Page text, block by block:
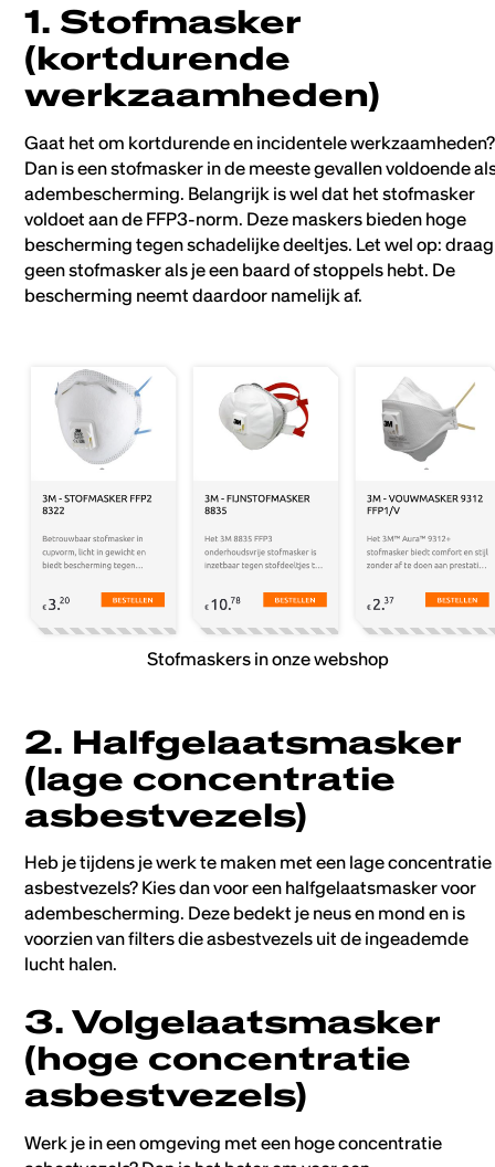
1. Stofmasker
(kortdurende
werkzaamheden)
Gaat het om kortdurende en incidentele werkzaamheden?
Dan is een stofmasker in de meeste gevallen voldoende
adembescherming. Belangrijk is wel dat het stofmasker
voldoet aan de FFP3-norm. Deze maskers bieden hoge
bescherming tegen schadelijke deeltjes. Let wel op: draag
geen stofmasker als je een baard of stoppels hebt. De
bescherming neemt daardoor namelijk af.
Stofmaskers in onze webshop
2. Halfgelaatsmasker
(lage concentratie
asbestvezels)
Heb je tijdens je werk te maken met een lage concentratie
asbestvezels? Kies dan voor een halfgelaatsmasker voor
adembescherming. Deze bedekt je neus en mond en is
voorzien van filters die asbestvezels uit de ingeademde
lucht halen.
3. Volgelaatsmasker
(hoge concentratie
asbestvezels)
Werk je in een omgeving met een hoge concentratie